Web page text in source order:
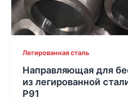
Легированная сталь
Направляющая для
из легированной
P91